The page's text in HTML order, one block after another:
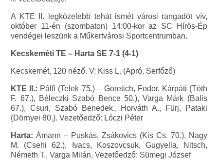
A KTE II. legközelebb tehát ismét városi rangadót vív,
október 11-én (szombaton) 14:00-kor az SC Hírös-Ép
vendégei leszünk a Műkertvárosi Sportcentrumban.
Kecskeméti TE – Harta SE 7-1 (4-1)
Kecskemét, 120 néző. V: Kiss L. (Apró, Serfőző)
KTE II.: Pálfi (Telek 75.) – Goretich, Fodor, Kárpáti (Tóth
F. 67.), Béleczki Szabó Bence 50.), Varga Márk (Balis
67.), Csuri, Szabó Benedek., Horváth A., Fürj, Pataki
(Dörnyei 80.). Vezetőedző: Lóczi Péter
Harta: Ámann – Puskás, Zsákovics (Kis Cs. 70.), Nagy
M. (Csehi 62.), Ivacs, Koszovcsuk, Gugyella, Nitsch,
Németh T., Varga Milán. Vezetőedző: Sümegi József